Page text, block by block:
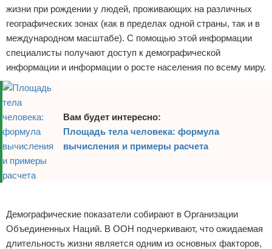
жизни при рождении у людей, проживающих на различных
географических зонах (как в пределах одной страны, так и в
международном масштабе). С помощью этой информации
специалисты получают доступ к демографической
информации и информации о росте населения по всему миру.
Вам будет интересно:
Площадь тела человека: формула
вычисления и примеры расчета
Демографические показатели собирают в Организации
Объединенных Наций. В ООН подчеркивают, что ожидаемая
длительность жизни является одним из основных факторов,